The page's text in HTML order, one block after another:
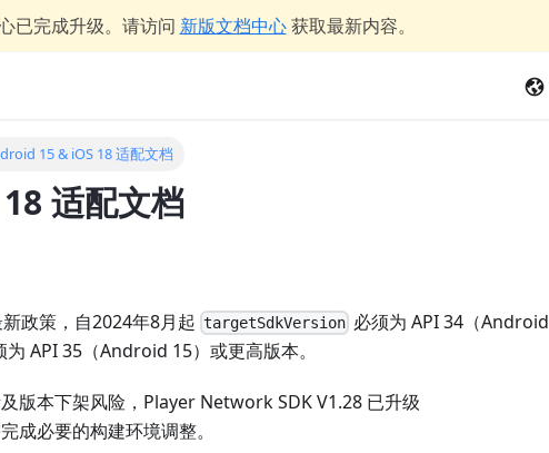
已完成升级。请访问 新版文档中心 获取最新内容。
15 & iOS 18 适配文档
适配文档
政策，自2024年8月起 targetSdkVersion 必须为 API 34（Android
API 35（Android 15）或更高版本。
版本下架风险，Player Network SDK V1.28 已升级
成必要的构建环境调整。